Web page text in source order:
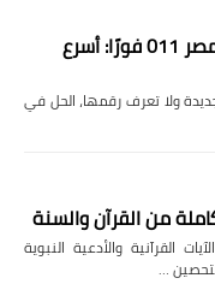
كود معرفة رقم اتصالات مصر 011 فورًا: أسرع
ولا تعرف رقمها، الحل في
من القرآن والسنة
القرآنية والأدعية النبوية
…